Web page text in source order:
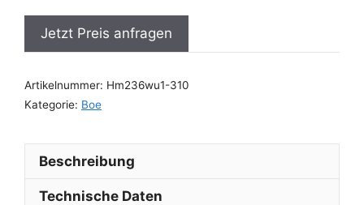
Jetzt Preis anfragen
Artikelnummer: Hm236wu1-310
Kategorie: Boe
Beschreibung
Technische Daten